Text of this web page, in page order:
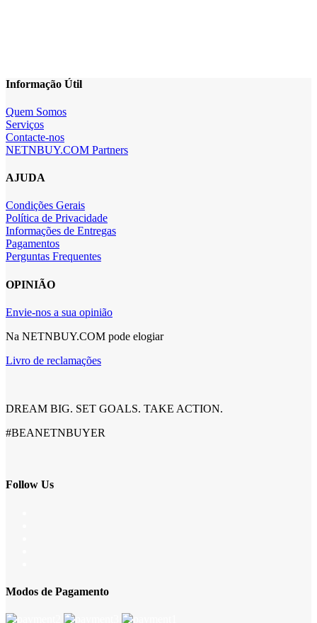
Informação Útil
Quem Somos
Serviços
Contacte-nos
NETNBUY.COM Partners
AJUDA
Condições Gerais
Política de Privacidade
Informações de Entregas
Pagamentos
Perguntas Frequentes
OPINIÃO
Envie-nos a sua opinião
Na NETNBUY.COM pode elogiar
Livro de reclamações
DREAM BIG. SET GOALS. TAKE ACTION.
#BEANETNBUYER
Follow Us
Modos de Pagamento